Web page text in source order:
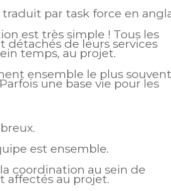
par task force en
est très simple ! Tous les
détachés de leurs services
temps, au projet.
ensemble le plus
une base vie pour les
est ensemble.
coordination au sein de
affectés au projet.